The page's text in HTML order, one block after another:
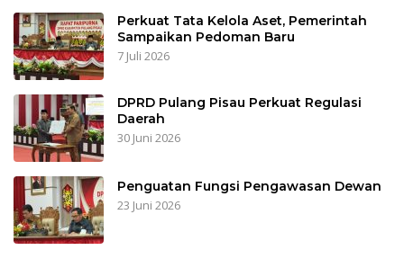
Perkuat Tata Kelola Aset, Pemerintah
Sampaikan Pedoman Baru
7 Juli 2026
DPRD Pulang Pisau Perkuat Regulasi
Daerah
30 Juni 2026
Penguatan Fungsi Pengawasan Dewan
23 Juni 2026